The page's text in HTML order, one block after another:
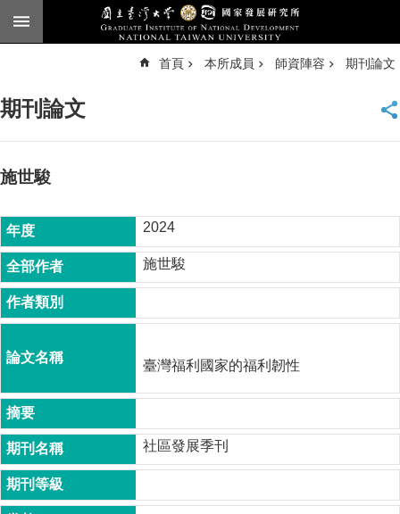
跳到主要內容區塊
臺
頁
公
告
本
所
簡
所
成
員
博
士
班
首頁 本所成員 師資陣容 期刊論文
期刊論文
施世駿
2024
施世駿
臺灣福利國家的福利韌性
社區發展季刊